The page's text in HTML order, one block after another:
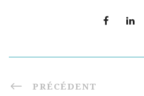
PRÉCÉDENT